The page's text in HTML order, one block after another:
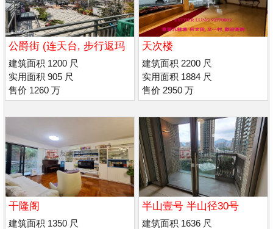
公爵街 (连天台, 步行返玛
利诺/男 拔萃书院
建筑面积 1200 尺
实用面积 905 尺
售价 1260 万
天次楼
建筑面积 2200 尺
实用面积 1884 尺
售价 2950 万
干隆阁
建筑面积 1350 尺
半山壹号 半山径30号
建筑面积 1636 尺